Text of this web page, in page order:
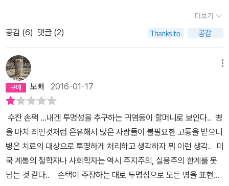
으로 부위부터 낭만적이지 못하며, 손택이 이 에세이를 썼던 1978년
그러니까 속으로 삭이는 사람들에게서 암이 잘 나타난다는- 은유가
지배적이었다. 그러다가… 암이 갖고 있던 모든 사회의 악의적인 은유
는 영광스럽게도 에이즈가 가져가게 된다. 에이즈는 일단 ‘문란한 성
접촉’을 통해 그것도 ‘아프리카’와 같은 미개한 나라에서 시작된, 게다
가 동성애자들이 그 ‘혐오스런’ ‘항문성교’로 전 세계로 퍼뜨리고 있는
도덕적 타락이 불러일으킨 대 재앙이라는 은유가 순식간에 퍼져버린
것이다. 손택이 지적하는 점은 질병을 다루는 사회적인 은유들이 종
종 질병 자체에 대한 혐오감을 주고 공포적인 은유를 함유하고 있다
는 것을 차치하더라도, 정치적으로, 더 나아가 군사적 은유로까지 쓰
는 이미지를 걷어내야 함을 말하고, 그러한 이미지를 양산해낸 사회
를 비판한다. 나로서는 자신이 겪은 질병에서 이러한 사고를 엮어내
는 수전 손택의 지성이 대단히 부러울 따름이다ㅠ.ㅠ
고 그대로 질병이 안내하는 죽음의 길로 가느냐라는 두 개의 선택지
만이 인간에게 주어져 있기 때문이다. 아들 부시와 미국 대통령 선거
에서 경쟁했던 앨 고어는 <이성의 위기>(중앙books)에서 공포가
이성의 가장 강력한 적이라는 주장을 내놓았다. 공포와 이성은 모두
인간을 행동으로 이끄는 강력한 동인이 되지만 권력자는 '공포'에 유
혹을 받는다. 한편 질병의 상태는 그 자체로 인간을 고양시킨다. <은
유로서의 질병>(이후)이라는 한 권의 책을 통해 내 평생의 의문이 해
결의 실마리를 찾았다. 나의 경우 '열정'의 근원이 어디에서 비롯되었
는지 오랫동안 고민을 했는데, 그것은 오랜 질병 상태를 통해서 고양
되었을 가능성이 크다. 개인사로 보는 질병(고통)과 열정의 상관관계
비록 신생아라고 할지라도 질병에 오래도록 둘러싸여 있다면 성숙하
지 않을 수 없다. 그것이 목숨을 건 싸움이라면 더욱 그렇다. 신생아와
더보기
공감 (6) 댓글 (2)
보빠 2016-01-17
수잔 손택 ...내겐 투명성을 추구하는 귀염둥이 할머니로 보인다.. 병
을 마치 죄인것처럼 은유해서 많은 사람들이 불필요한 고통을 받으니
병은 치료의 대상으로 투명하게 처리하고 생각하자 뭐 이런 생각. 미
국 계통의 철학자나 사회학자는 역시 주지주의, 실용주의 한계를 못
넘는 것 같다.. 손택이 주장하는 대로 투명성으로 모든 병을 표현한